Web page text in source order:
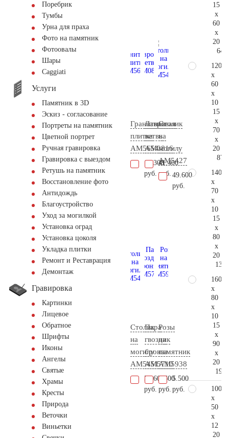
Поребрик
Тумбы
Урна для праха
Фото на памятник
Фотоовалы
Шары
Сaggiati
Услуги
Памятник в 3D
Эскиз - согласование
Портреты на памятник
Цветной портрет
Ручная гравировка
Гравировка с выездом
Ретушь на памятник
Восстановление фото
Антидождь
Благоустройство
Уход за могилкой
Установка оград
Установка цоколя
Укладка плитки
Ремонт и Реставрация
Демонтаж
Гравировка
Картинки
Лицевое
Обратное
Шрифты
Иконы
Ангелы
Святые
Храмы
Кресты
Природа
Веточки
Виньетки
Гранитная
плитка
AM5654
14.300
руб.
Лавровая
ветвь
AM0816
41.400
руб.
Столик
на
могилу
AM5427
49.600
руб.
Столик
на
могилу
AM5451
51.600
руб.
Пара
гвоздик
бронза
AM5710
8.600
руб.
Розы
на
памятник
AM5938
5.500
руб.
15
x
60
x
20
120
x
60
x
10
15
x
70
x
20
140
x
70
x
10
15
x
80
x
20
160
x
80
x
10
15
x
90
x
20
100
x
50
x
12
20